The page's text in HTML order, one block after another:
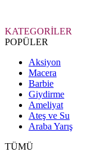
KATEGORİLER
POPÜLER
Aksiyon
Macera
Barbie
Giydirme
Ameliyat
Ateş ve Su
Araba Yarış
TÜMÜ